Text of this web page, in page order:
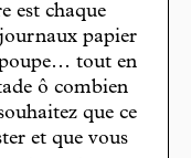
est chaque
papier
poupe… tout en
ô combien
que ce
et que vous